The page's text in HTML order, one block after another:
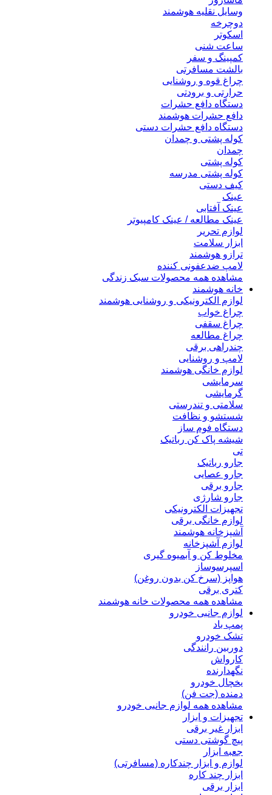
وسایل نقلیه هوشمند
دوچرخه
اسکوتر
ساعت شنی
کمپینگ و سفر
بالشت مسافرتی
چراغ قوه و روشنایی
حرارتی و برودتی
دستگاه دافع حشرات
دافع حشرات هوشمند
دستگاه دافع حشرات دستی
کوله پشتی و چمدان
چمدان
کوله پشتی
کوله پشتی مدرسه
کیف دستی
عینک
عینک آفتابی
عینک مطالعه / عینک کامپیوتر
لوازم تحریر
ابزار سلامت
ترازو هوشمند
لامپ ضدعفونی کننده
مشاهده همه محصولات سبک زندگی
خانه هوشمند
لوازم الکترونیکی و روشنایی هوشمند
چراغ خواب
چراغ سقفی
چراغ مطالعه
چندراهی برقی
لامپ و روشنایی
لوازم خانگی هوشمند
سرمایشی
گرمایشی
سلامتی و تندرستی
شستشو و نظافت
دستگاه فوم ساز
شیشه پاک کن رباتیک
تی
جارو رباتیک
جارو عصایی
جارو برقی
جارو شارژی
تجهیزات الکترونیکی
لوازم خانگی برقی
آشپزخانه هوشمند
لوازم آشپزخانه
مخلوط کن و آبمیوه گیری
اسپرسوساز
هواپز (سرخ کن بدون روغن)
کتری برقی
مشاهده همه محصولات خانه هوشمند
لوازم جانبی خودرو
پمپ باد
تشک خودرو
دوربین رانندگی
کارواش
نگهدارنده
یخچال خودرو
دمنده (جت فن)
مشاهده همه لوازم جانبی خودرو
تجهیزات و ابزار
ابزار غیر برقی
پیچ گوشتی دستی
جعبه ابزار
لوازم و ابزار چندکاره (مسافرتی)
ابزار چند کاره
ابزار برقی